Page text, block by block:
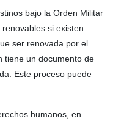
bajo la Orden Militar
si existen
ser renovada por el
tiene un documento de
Este proceso puede
humanos, en